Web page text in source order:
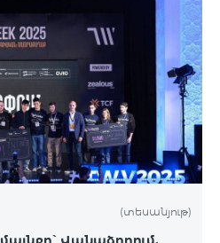
(տեսանյութ)